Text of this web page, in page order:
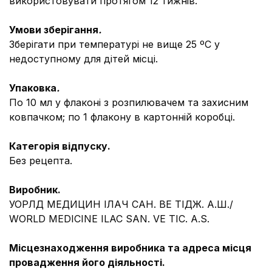
Умови зберігання.
Зберігати при температурі не вище 25 ºС у
недоступному для дітей місці.
Упаковка.
По 10 мл у флаконі з розпилювачем та захисним
ковпачком; по 1 флакону в картонній коробці.
Категорія відпуску.
Без рецепта.
Виробник.
УОРЛД МЕДИЦИН ІЛАЧ САН. ВЕ ТІДЖ. A.Ш./
WORLD MEDICINE ILAC SAN. VE TIC. A.S.
Місцезнаходження виробника та адреса місця
провадження його діяльності.